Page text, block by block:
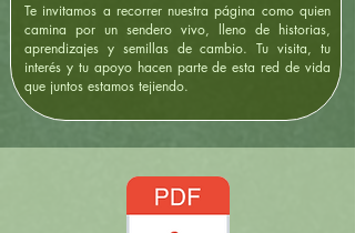
Te invitamos a recorrer nuestra página como quien
camina por un sendero vivo, lleno de historias,
aprendizajes y semillas de cambio. Tu visita, tu
interés y tu apoyo hacen parte de esta red de vida
que juntos estamos tejiendo.